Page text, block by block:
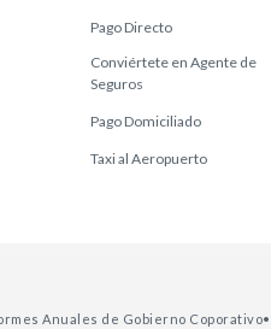
Pago Directo
Conviértete en Agente de
Seguros
Pago Domiciliado
Taxi al Aeropuerto
Anuales de Gobierno Coporativo